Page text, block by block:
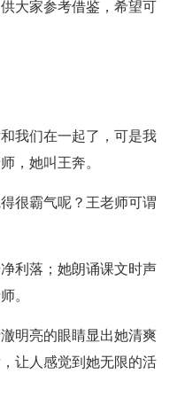
大家参考借鉴，希望可
我们在一起了，可是我
，她叫王奔。
很霸气呢？王老师可谓
利落；她朗诵课文时声
。
明亮的眼睛显出她清爽
让人感觉到她无限的活